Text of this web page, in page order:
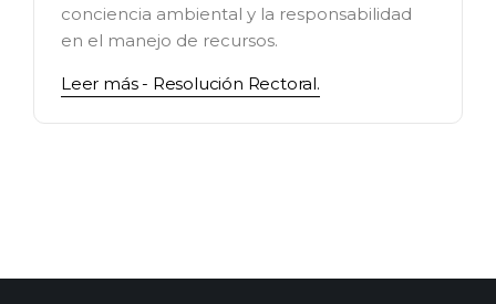
conciencia ambiental y la responsabilidad
en el manejo de recursos.
Leer más - Resolución Rectoral.